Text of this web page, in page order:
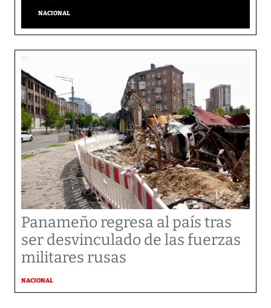
NACIONAL
Panameño regresa al país tras
ser desvinculado de las fuerzas
militares rusas
NACIONAL